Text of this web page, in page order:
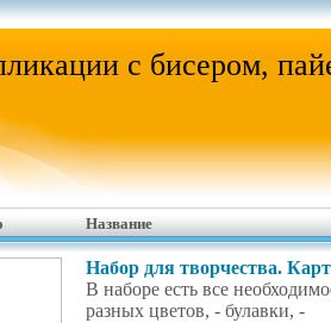
с бисером,
Название
Набор для творчества.
В наборе есть все
разных цветов, - булавки, -